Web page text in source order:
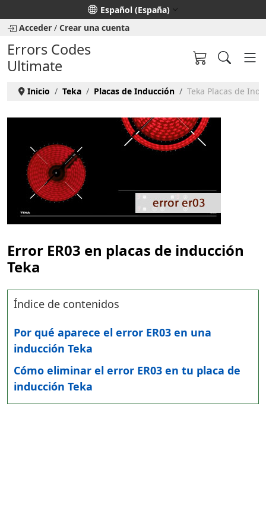
Seleccione su idioma
Español (España)
Acceder / Crear una cuenta
Errors Codes
Ultimate
Inicio Teka Placas de Inducción Teka Placas de
Error ER03 en placas de inducción
Teka
Índice de contenidos
Por qué aparece el error ER03 en una
inducción Teka
Cómo eliminar el error ER03 en tu placa de
inducción Teka